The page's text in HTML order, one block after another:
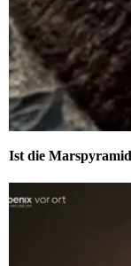
Ist die